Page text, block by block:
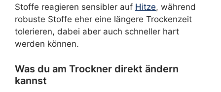
Stoffe reagieren sensibler auf Hitze, während
robuste Stoffe eher eine längere Trockenzeit
tolerieren, dabei aber auch schneller hart
werden können.
Was du am Trockner direkt ändern
kannst